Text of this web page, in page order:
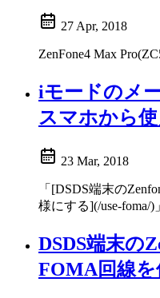
27 Apr, 2018
ZenFone4 Max
iモードのメ
スマホから
23 Mar, 2018
「[DSDS端末の
様にする](/use-foma/)
DSDS端末の
FOMA回線